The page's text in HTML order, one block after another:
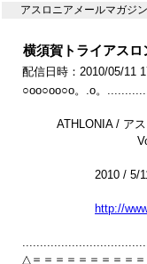
アスロニアメールマガジ
横須賀トライアス
配信日時：2010/05/11
○oo○oo○o。.o。
ATHLONIA / アス
2010 / 5/
http://
△＝＝＝＝＝＝＝＝＝